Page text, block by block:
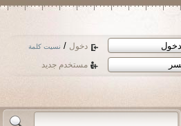
دخول / نسيت كلمة
مستخدم جديد